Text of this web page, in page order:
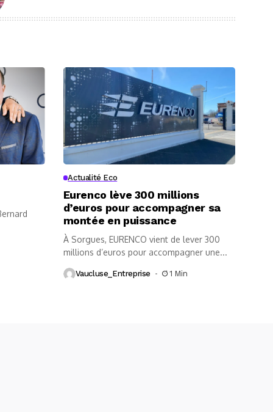
Actualité Eco
Eurenco lève 300 millions
d’euros pour accompagner sa
montée en puissance
À Sorgues, EURENCO vient de lever 300
millions d’euros pour accompagner une...
Vaucluse_Entreprise 1 Min